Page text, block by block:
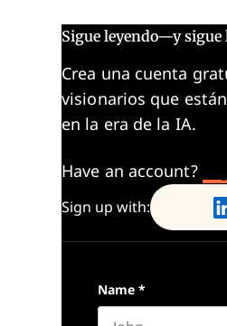
Sigue leyendo—y
Crea una cuenta
visionarios que
en la era de la IA.
Have an account?
Sign up with:
Name *